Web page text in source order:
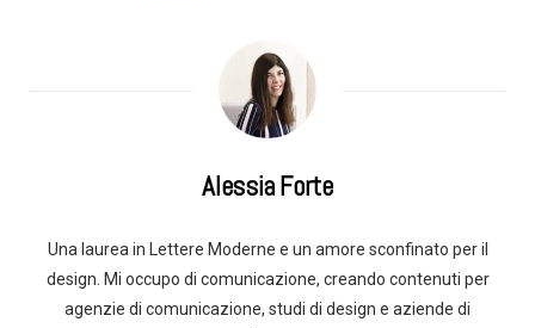
Alessia Forte
Una laurea in Lettere Moderne e un amore sconfinato per il
design. Mi occupo di comunicazione, creando contenuti per
agenzie di comunicazione, studi di design e aziende di